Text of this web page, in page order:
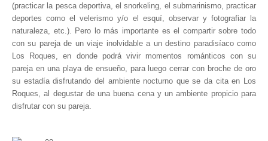
(practicar la pesca deportiva, el snorkeling, el submarinismo, practicar
deportes como el velerismo y/o el esquí, observar y fotografiar la
naturaleza, etc.). Pero lo más importante es el compartir sobre todo
con su pareja de un viaje inolvidable a un destino paradisíaco como
Los Roques, en donde podrá vivir momentos románticos con su
pareja en una playa de ensueño, para luego cerrar con broche de oro
su estadía disfrutando del ambiente nocturno que se da cita en Los
Roques, al degustar de una buena cena y un ambiente propicio para
disfrutar con su pareja.